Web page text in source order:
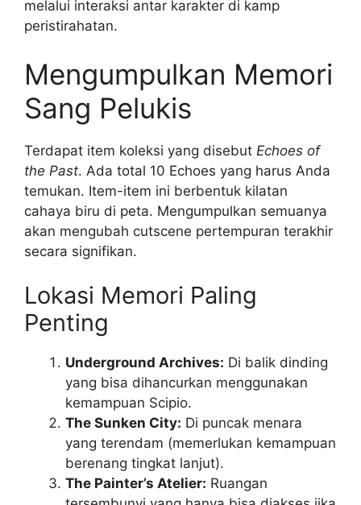
melalui interaksi antar karakter di kamp
peristirahatan.
Mengumpulkan Memori
Sang Pelukis
Terdapat item koleksi yang disebut Echoes of
the Past. Ada total 10 Echoes yang harus Anda
temukan. Item-item ini berbentuk kilatan
cahaya biru di peta. Mengumpulkan semuanya
akan mengubah cutscene pertempuran terakhir
secara signifikan.
Lokasi Memori Paling
Penting
Underground Archives: Di balik dinding
yang bisa dihancurkan menggunakan
kemampuan Scipio.
The Sunken City: Di puncak menara
yang terendam (memerlukan kemampuan
berenang tingkat lanjut).
The Painter’s Atelier: Ruangan